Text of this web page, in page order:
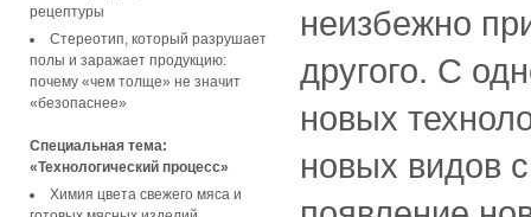
рецептуры
Стереотип, который разрушает
полы и заражает продукцию:
почему «чем толще» не значит
«безопаснее»
Специальная тема:
«Технологический процесс»
Химия цвета свежего мяса и
неизбежно
другого. С
новых
новых видов